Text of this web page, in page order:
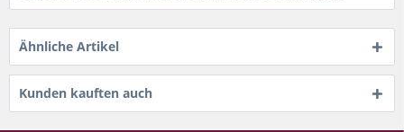
Ähnliche Artikel
Kunden kauften auch